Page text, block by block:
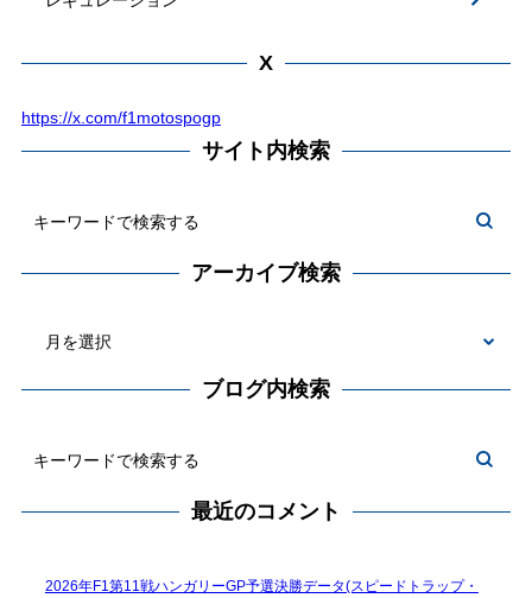
X
https://x.com/f1motospogp
サイト内検索
アーカイブ検索
ブログ内検索
最近のコメント
2026年F1第11戦ハンガリーGP予選決勝データ(スピードトラップ・